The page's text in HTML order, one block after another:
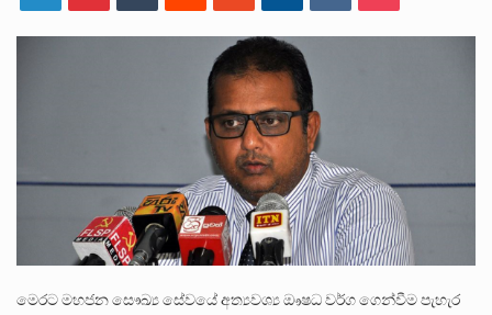
මෙරට මහජන සෞඛ්‍ය සේවයේ අත්‍යවශ්‍ය ඖෂධ වර්ග ගෙන්වීම පැහැර